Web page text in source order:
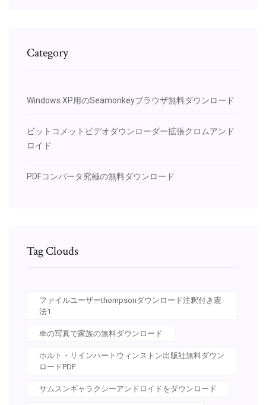
Category
Windows XP用のSeamonkeyブラウザ無料ダウンロード
ビットコメットビデオダウンローダー拡張クロムアンド
ロイド
PDFコンバータ究極の無料ダウンロード
Tag Clouds
ファイルユーザーthompsonダウンロード注釈付き憲
法1
車の写真で家族の無料ダウンロード
ホルト・リインハートウィンストン出版社無料ダウン
ロードPDF
サムスンギャラクシーアンドロイドをダウンロード